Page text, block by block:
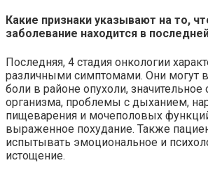
Какие признаки указывают на то,
заболевание находится в
Последняя, 4 стадия онкологии
различными симптомами. Они могут
боли в районе опухоли, значительное
организма, проблемы с дыханием,
пищеварения и мочеполовых
выраженное похудание. Также
испытывать эмоциональное и
истощение.